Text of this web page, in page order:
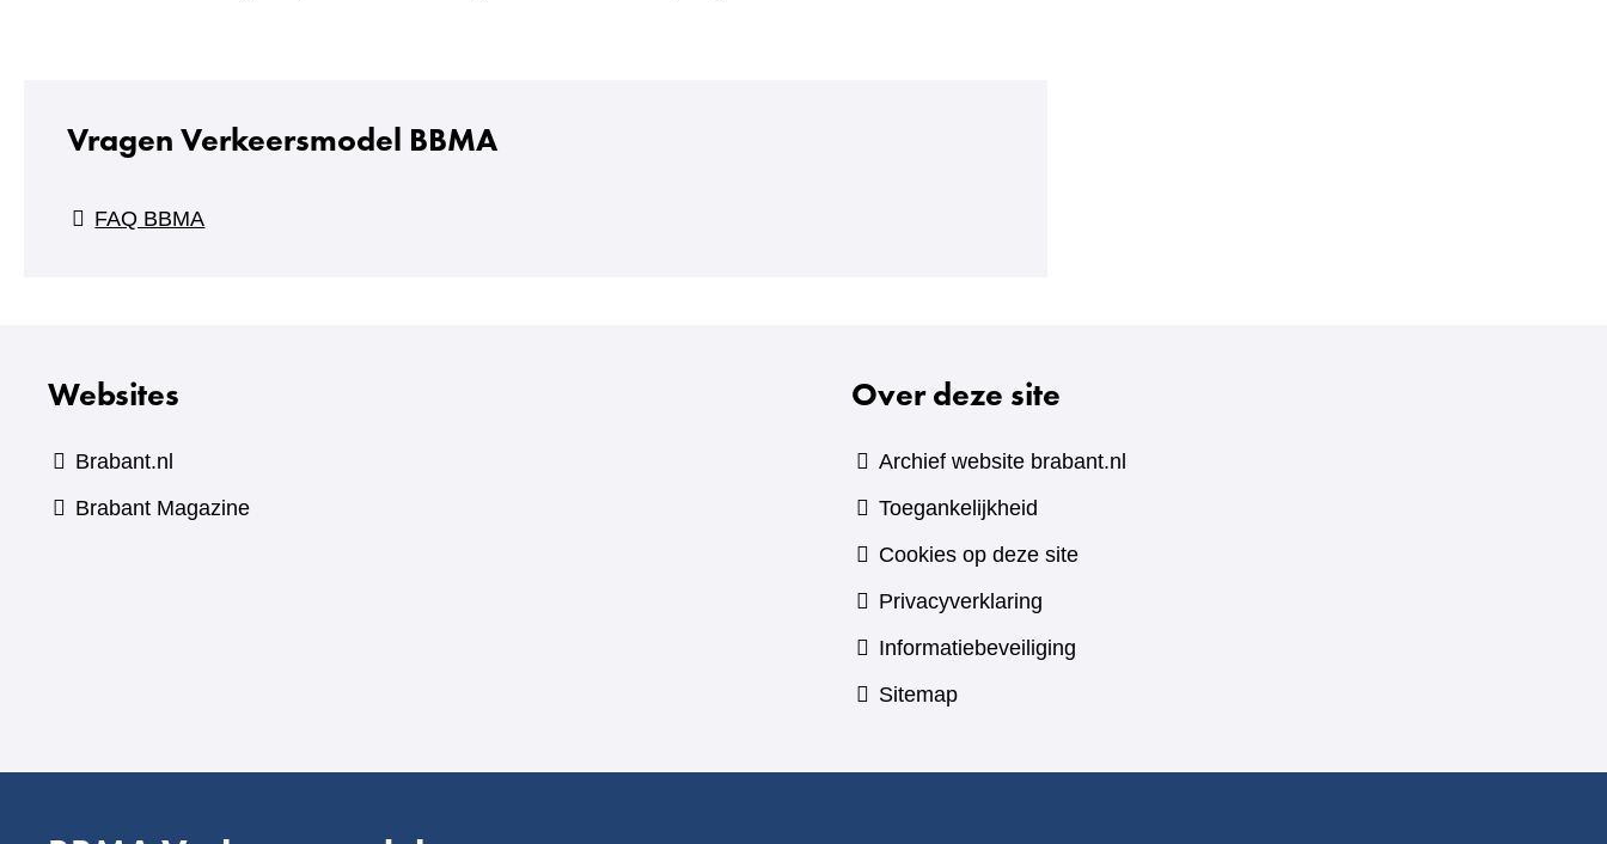
Vragen Verkeersmodel BBMA
FAQ BBMA
Websites
Brabant.nl
Brabant Magazine(verwijst
Over deze site
Archief website brabant.nl
Toegankelijkheid
Cookies op deze site
Privacyverklaring
Informatiebeveiliging
Sitemap